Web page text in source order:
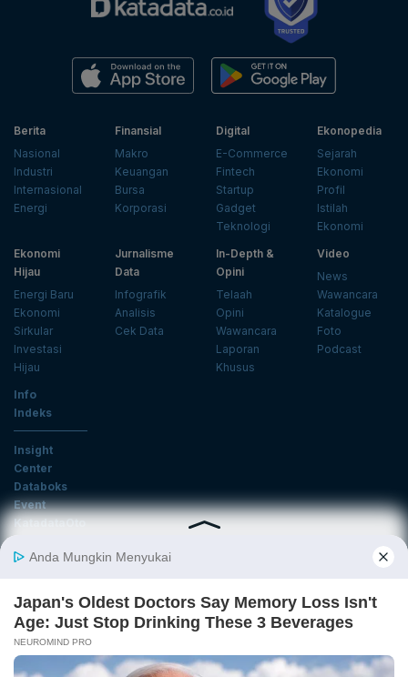
Berita
Nasional
Industri
Internasional
Energi
Finansial
Makro
Keuangan
Bursa
Korporasi
Digital
E-Commerce
Fintech
Startup
Gadget
Teknologi
Ekonopedia
Sejarah
Ekonomi
Profil
Istilah
Ekonomi
Ekonomi
Hijau
Energi Baru
Ekonomi
Sirkular
Investasi
Hijau
Jurnalisme
Data
Infografik
Analisis
Cek Data
In-Depth &
Opini
Telaah
Opini
Wawancara
Laporan
Khusus
Video
News
Wawancara
Katalogue
Foto
Podcast
Info
Indeks
Insight
Center
Databoks
Event
KatadataOto
Email
Daftar